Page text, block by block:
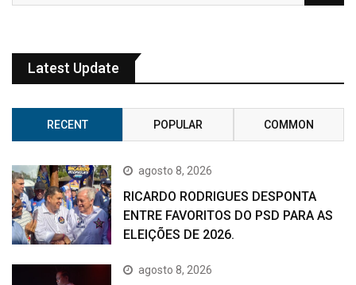
Latest Update
RECENT POPULAR COMMON
agosto 8, 2026
RICARDO RODRIGUES DESPONTA
ENTRE FAVORITOS DO PSD PARA AS
ELEIÇÕES DE 2026.
agosto 8, 2026